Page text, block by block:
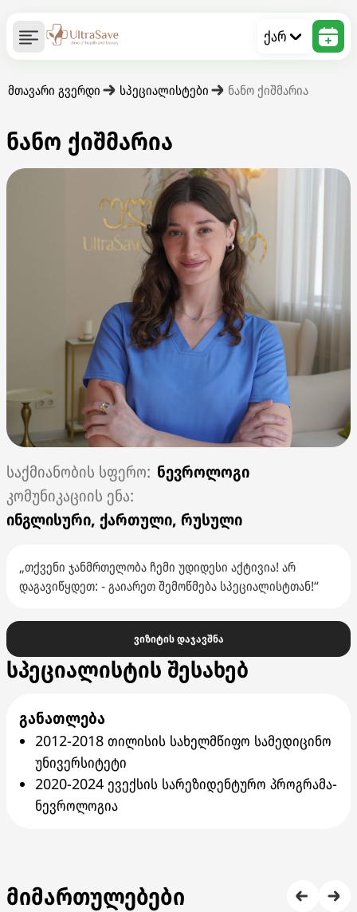
ქარ
მთავარი გვერდი სპეციალისტები ნანო ქიშმარია
ნანო ქიშმარია
ნევროლოგი
ინგლისური, ქართული, რუსული
„თქვენი ჯანმრთელობა ჩემი უდიდესი აქტივია! არ
დაგავიწყდეთ: - გაიარეთ შემოწმება სპეციალისტთან!“
ვიზიტის დაჯავშნა
სპეციალისტის შესახებ
განათლება
2012-2018 თილისის სახელმწიფო სამედიცინო
უნივერსიტეტი
2020-2024 ევექსის სარეზიდენტურო პროგრამა-
ნევროლოგია
მიმართულებები